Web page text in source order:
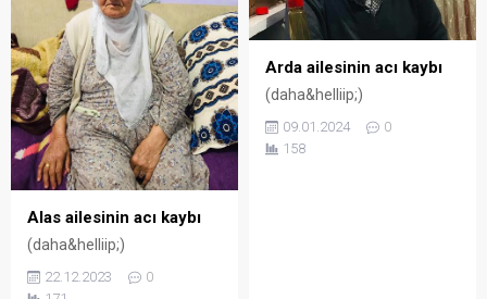
Alas ailesinin acı kaybı
(daha&helliip;)
22.12.2023
0
Arda ailesinin acı kaybı
(daha&helliip;)
09.01.2024
0
158